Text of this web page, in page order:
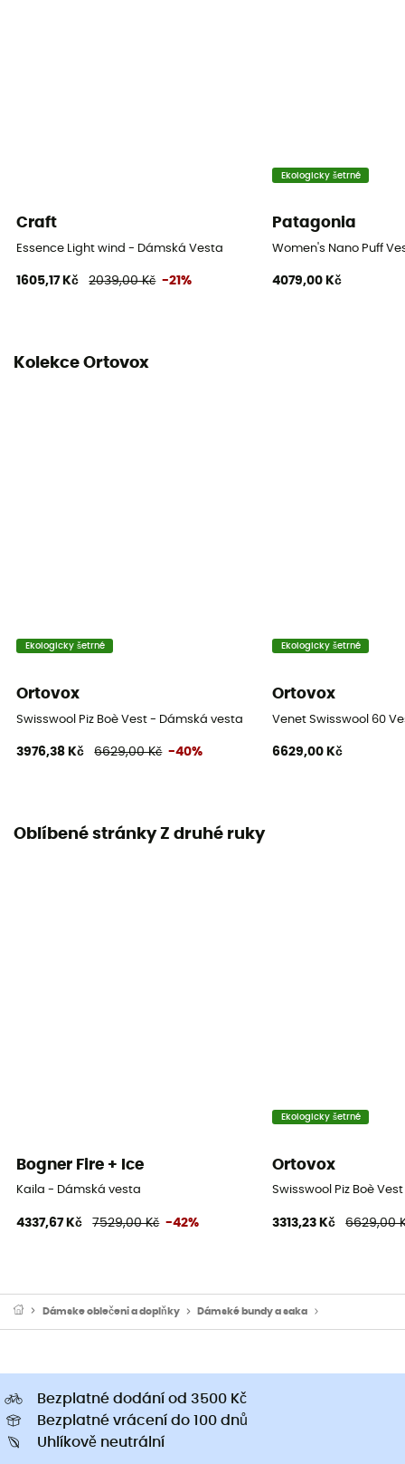
Craft
Essence Light wind - Dámská Vesta
1605,17 Kč 2039,00 Kč -21%
Ekologicky šetrné
Patagonia
Women's Nano Puff
4079,00 Kč
Kolekce Ortovox
Ekologicky šetrné
Ortovox
Swisswool Piz Boè Vest - Dámská vesta
3976,38 Kč 6629,00 Kč -40%
Ekologicky šetrné
Ortovox
Venet Swisswool 60
6629,00 Kč
Oblíbené stránky Z druhé ruky
Bogner Fire + Ice
Kaila - Dámská vesta
4337,67 Kč 7529,00 Kč -42%
Ekologicky šetrné
Ortovox
Swisswool Piz Boè
3313,23 Kč 6629,00
Dámske oblečeni a doplňky Dámské bundy a saka
Bezplatné dodání od 3500 Kč
Bezplatné vrácení do 100 dnů
Uhlíkově neutrální